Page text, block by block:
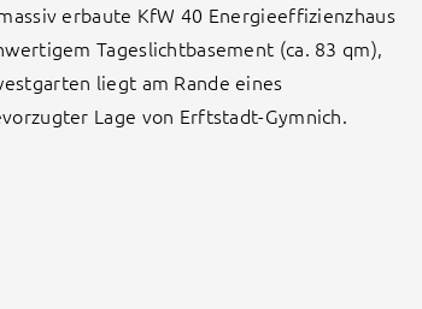
erbaute KfW 40 Energieeffizienzhaus
Tageslichtbasement (ca. 83 qm),
liegt am Rande eines
Lage von Erftstadt-Gymnich.